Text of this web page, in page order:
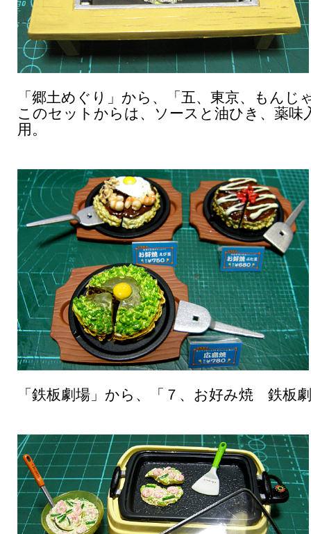
「郷土めぐり」から、「五、東京、もんじ
このセットからは、ソースと油ひき、薬味
用。
「鉄板劇場」から、「７、お好み焼 鉄板